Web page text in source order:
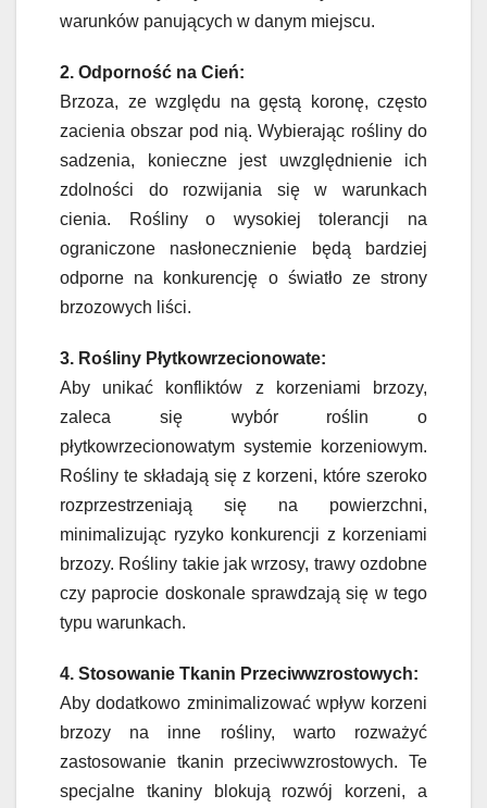
warunków panujących w danym miejscu.
2. Odporność na Cień:
Brzoza, ze względu na gęstą koronę, często
zacienia obszar pod nią. Wybierając rośliny do
sadzenia, konieczne jest uwzględnienie ich
zdolności do rozwijania się w warunkach
cienia. Rośliny o wysokiej tolerancji na
ograniczone nasłonecznienie będą bardziej
odporne na konkurencję o światło ze strony
brzozowych liści.
3. Rośliny Płytkowrzecionowate:
Aby unikać konfliktów z korzeniami brzozy,
zaleca się wybór roślin o
płytkowrzecionowatym systemie korzeniowym.
Rośliny te składają się z korzeni, które szeroko
rozprzestrzeniają się na powierzchni,
minimalizując ryzyko konkurencji z korzeniami
brzozy. Rośliny takie jak wrzosy, trawy ozdobne
czy paprocie doskonale sprawdzają się w tego
typu warunkach.
4. Stosowanie Tkanin Przeciwwzrostowych:
Aby dodatkowo zminimalizować wpływ korzeni
brzozy na inne rośliny, warto rozważyć
zastosowanie tkanin przeciwwzrostowych. Te
specjalne tkaniny blokują rozwój korzeni, a